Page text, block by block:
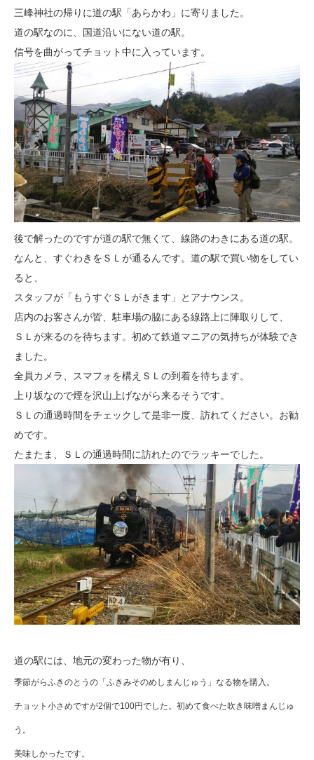
三峰神社の帰りに道の駅「あらかわ」に寄りました。
道の駅なのに、国道沿いにない道の駅。
信号を曲がってチョット中に入っています。
後で解ったのですが道の駅で無くて、線路のわきにある道の駅。
なんと、すぐわきをＳＬが通るんです。道の駅で買い物をしてい
ると、
スタッフが「もうすぐＳＬがきます」とアナウンス。
店内のお客さんが皆、駐車場の脇にある線路上に陣取りして、
ＳＬが来るのを待ちます。初めて鉄道マニアの気持ちが体験でき
ました。
全員カメラ、スマフォを構えＳＬの到着を待ちます。
上り坂なので煙を沢山上げながら来るそうです。
ＳＬの通過時間をチェックして是非一度、訪れてください。お勧
めです。
たまたま、ＳＬの通過時間に訪れたのでラッキーでした。
道の駅には、地元の変わった物が有り、
季節がらふきのとうの「ふきみそのめしまんじゅう」なる物を購入。
チョット小さめですが2個で100円でした。初めて食べた吹き味噌まんじゅ
う。
美味しかったです。